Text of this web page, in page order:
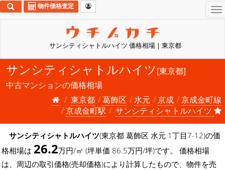
サンシティシャトルハイツ 価格相場 | 東京都
物件価格査定
サンシティシャトルハイツ[東京都]
中古マンションの価格相場
東京都
葛飾区 水元 京成
京成金町線
京成金町駅
サンシティシャトルハイツ
サンシティシャトルハイツ(東京都 葛飾区 水元 1丁目7-12)の価
格相場は 26.2万円/㎡ (坪単価 86.5万円/坪)です。 価格相場
は、周辺の取引価格(売却価格)により計算したもので、物件を売